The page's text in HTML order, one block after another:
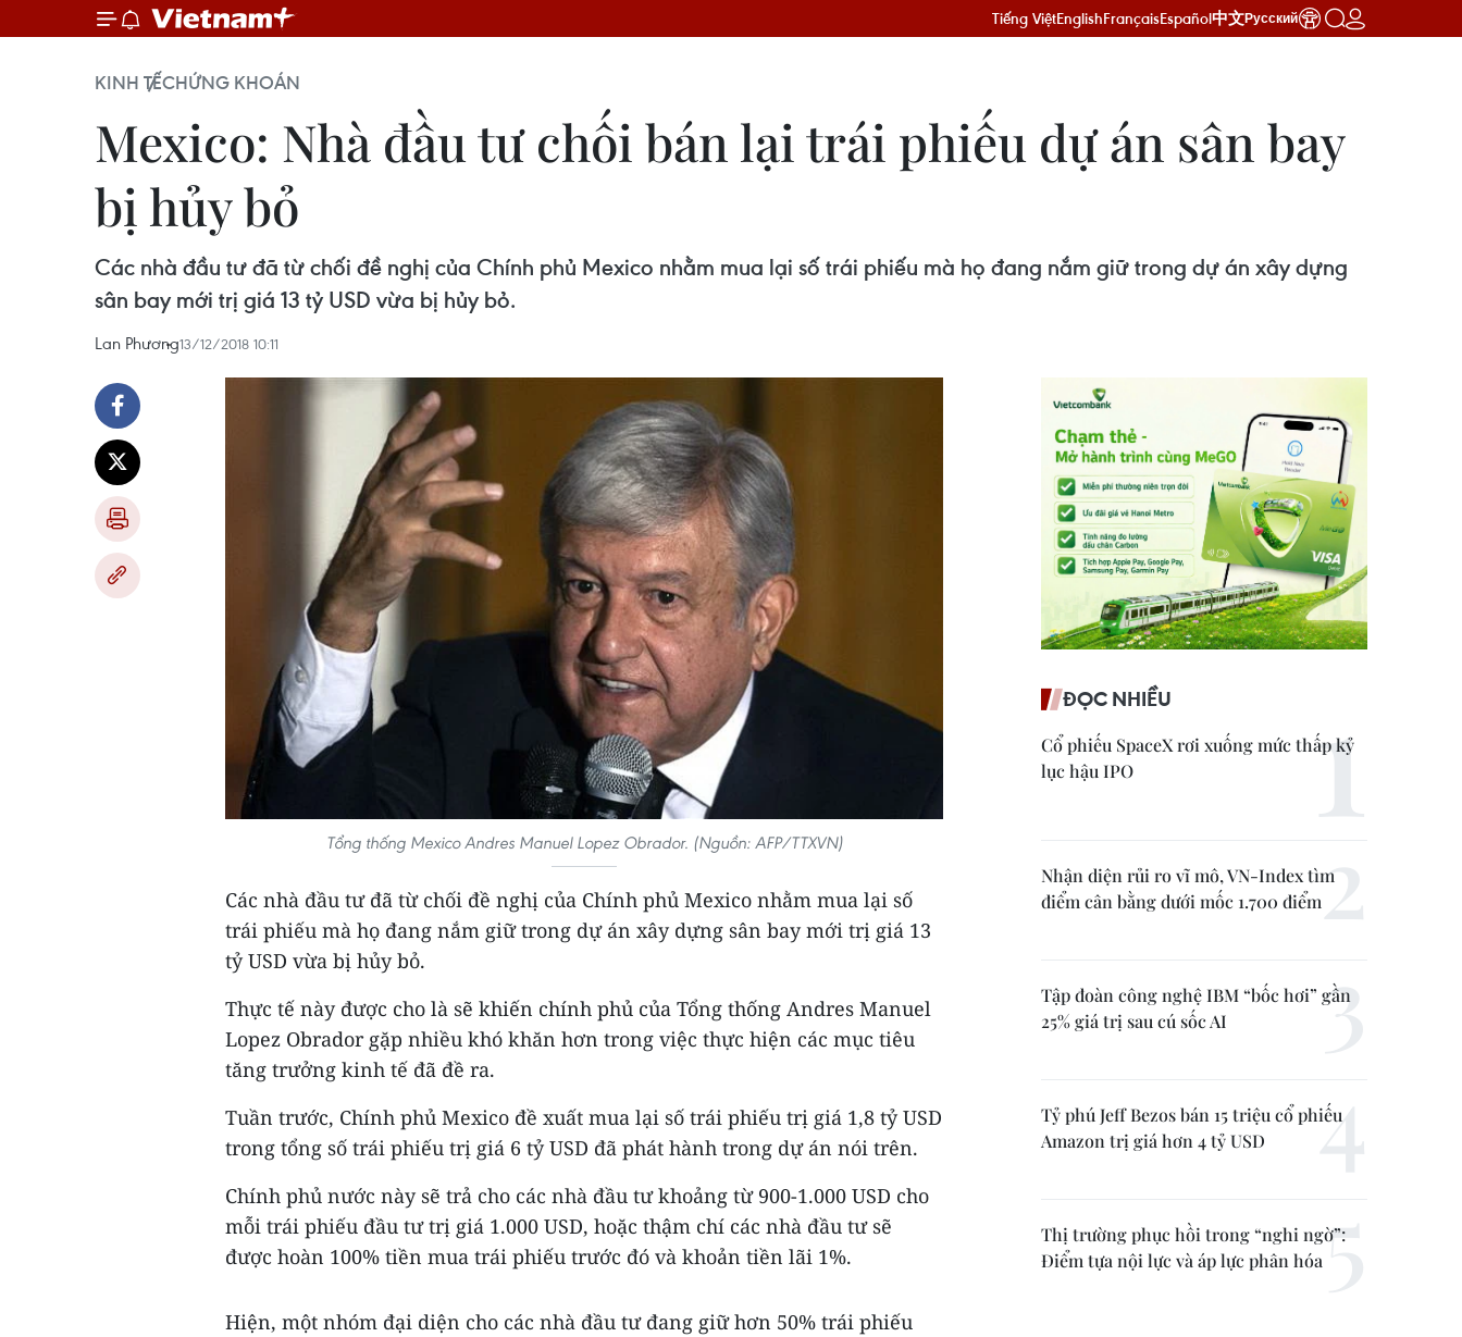
Tiếng ViệtEnglishFrançaisEspañol中文Русский
KINH TẾCHỨNG KHOÁN
Mexico: Nhà đầu tư chối bán lại trái phiếu dự án sân bay
bị hủy bỏ
Các nhà đầu tư đã từ chối đề nghị của Chính phủ Mexico nhằm mua lại số trái phiếu mà họ đang nắm giữ trong dự án xây dựng
sân bay mới trị giá 13 tỷ USD vừa bị hủy bỏ.
Lan Phương13/12/2018 10:11
Tổng thống Mexico Andres Manuel Lopez Obrador. (Nguồn: AFP/TTXVN)
Các nhà đầu tư đã từ chối đề nghị của Chính phủ Mexico nhằm mua lại số
trái phiếu mà họ đang nắm giữ trong dự án xây dựng sân bay mới trị giá 13
tỷ USD vừa bị hủy bỏ.
Thực tế này được cho là sẽ khiến chính phủ của Tổng thống Andres Manuel
Lopez Obrador gặp nhiều khó khăn hơn trong việc thực hiện các mục tiêu
tăng trưởng kinh tế đã đề ra.
Tuần trước, Chính phủ Mexico đề xuất mua lại số trái phiếu trị giá 1,8 tỷ USD
trong tổng số trái phiếu trị giá 6 tỷ USD đã phát hành trong dự án nói trên.
Chính phủ nước này sẽ trả cho các nhà đầu tư khoảng từ 900-1.000 USD cho
mỗi trái phiếu đầu tư trị giá 1.000 USD, hoặc thậm chí các nhà đầu tư sẽ
được hoàn 100% tiền mua trái phiếu trước đó và khoản tiền lãi 1%.
Hiện, một nhóm đại diện cho các nhà đầu tư đang giữ hơn 50% trái phiếu
ĐỌC NHIỀU
Cổ phiếu SpaceX rơi xuống mức thấp kỷ
lục hậu IPO
Nhận diện rủi ro vĩ mô, VN-Index tìm
điểm cân bằng dưới mốc 1.700 điểm
Tập đoàn công nghệ IBM “bốc hơi” gần
25% giá trị sau cú sốc AI
Tỷ phú Jeff Bezos bán 15 triệu cổ phiếu
Amazon trị giá hơn 4 tỷ USD
Thị trường phục hồi trong “nghi ngờ”:
Điểm tựa nội lực và áp lực phân hóa